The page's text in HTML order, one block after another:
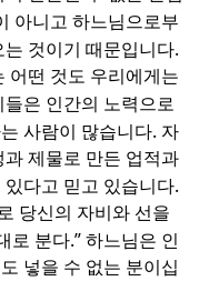
아니고 하느님으로부
것이기 때문입니다.
어떤 것도 우리에게는
은 인간의 노력으로
사람이 많습니다. 자
제물로 만든 업적과
다고 믿고 있습니다.
당신의 자비와 선을
로 분다.”하느님은 인
넣을 수 없는 분이십